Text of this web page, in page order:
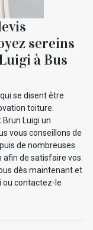
sereins
à Bus
se disent être
toiture.
Luigi un
vous conseillons de
de nombreuses
afin de satisfaire vos
dès maintenant et
ou contactez-le